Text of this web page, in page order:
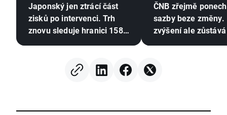
Japonský jen ztrácí část
zisků po intervenci. Trh
znovu sleduje hranici 158
ČNB zřejmě
sazby beze změny.
zvýšení ale